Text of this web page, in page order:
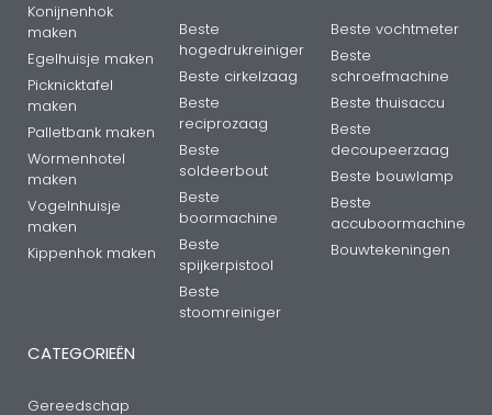
Konijnenhok
maken
Egelhuisje maken
Picknicktafel
maken
Palletbank maken
Wormenhotel
maken
Vogelnhuisje
maken
Kippenhok maken
Beste
hogedrukreiniger
Beste cirkelzaag
Beste
reciprozaag
Beste
soldeerbout
Beste
boormachine
Beste
spijkerpistool
Beste
stoomreiniger
Beste vochtmeter
Beste
schroefmachine
Beste thuisaccu
Beste
decoupeerzaag
Beste bouwlamp
Beste
accuboormachine
Bouwtekeningen
CATEGORIEËN
Gereedschap